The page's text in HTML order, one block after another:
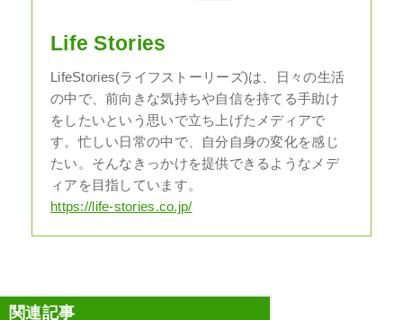
Life Stories
LifeStories(ライフストーリーズ)は、日々の生活
の中で、前向きな気持ちや自信を持てる手助け
をしたいという思いで立ち上げたメディアで
す。忙しい日常の中で、自分自身の変化を感じ
たい。そんなきっかけを提供できるようなメデ
ィアを目指しています。
https://life-stories.co.jp/
関連記事